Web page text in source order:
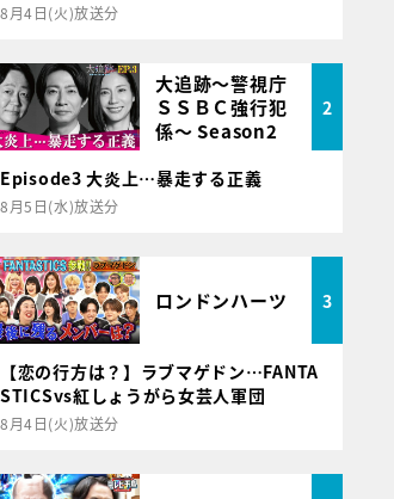
8月4日(火)放送分
大追跡～警視庁
ＳＳＢＣ強行犯
係～ Season2
2
Episode3 大炎上…暴走する正義
8月5日(水)放送分
ロンドンハーツ 3
【恋の行方は？】ラブマゲドン…FANTA
STICSvs紅しょうがら女芸人軍団
8月4日(火)放送分